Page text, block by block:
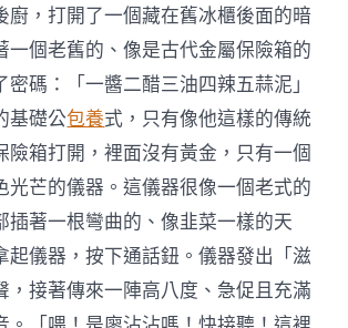
廚，打開了一個藏在舊冰櫃後面的暗
一個老舊的、像是古代金屬保險箱的
碼：「一醬二醋三油四辣五蒜泥」
基礎公包養式，只有像他這樣的傳統
險箱打開，裡面沒有黃金，只有一個
光芒的儀器。這儀器很像一個老式的
插著一根彎曲的、像韭菜一樣的天
起儀器，按下通話鈕。儀器發出「滋
接著傳來一陣高八度、急促且充滿